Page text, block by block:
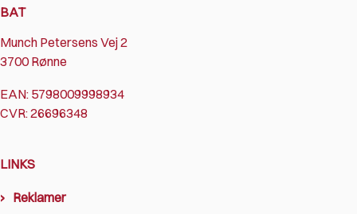
BAT
Munch Petersens Vej 2
3700 Rønne
EAN: 5798009998934
CVR: 26696348
LINKS
Reklamer